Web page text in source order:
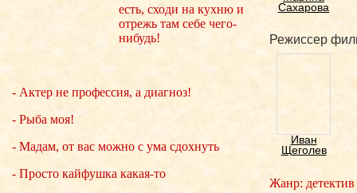
есть, сходи на кухню и
отрежь там себе чего-
нибудь!
- Актер не профессия, а диагноз!
- Рыба моя!
- Мадам, от вас можно с ума сдохнуть
- Просто кайфушка какая-то
Сахарова
Режиссер
Иван
Щеголев
Жанр: детектив